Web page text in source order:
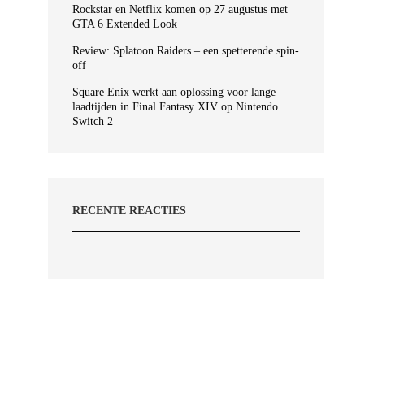
Rockstar en Netflix komen op 27 augustus met
GTA 6 Extended Look
Review: Splatoon Raiders – een spetterende spin-
off
Square Enix werkt aan oplossing voor lange
laadtijden in Final Fantasy XIV op Nintendo
Switch 2
RECENTE REACTIES